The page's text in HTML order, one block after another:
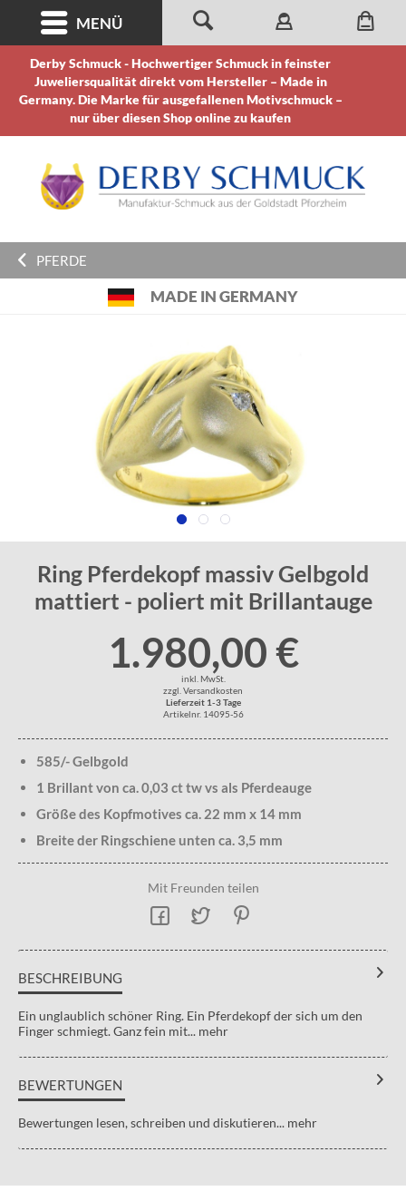
Derby Schmuck - Hochwertiger Schmuck in feinster
Juweliersqualität direkt vom Hersteller – Made in
Germany. Die Marke für ausgefallenen Motivschmuck –
nur über diesen Shop online zu kaufen
MENÜ
PFERDE
MADE IN GERMANY
Ring Pferdekopf massiv Gelbgold
mattiert - poliert mit Brillantauge
1.980,00 €
inkl. MwSt.
zzgl. Versandkosten
Lieferzeit 1-3 Tage
Artikelnr. 14095-56
585/- Gelbgold
1 Brillant von ca. 0,03 ct tw vs als Pferdeauge
Größe des Kopfmotives ca. 22 mm x 14 mm
Breite der Ringschiene unten ca. 3,5 mm
Mit Freunden teilen
BESCHREIBUNG
Ein unglaublich schöner Ring. Ein Pferdekopf der sich um den
Finger schmiegt. Ganz fein mit... mehr
BEWERTUNGEN
Bewertungen lesen, schreiben und diskutieren... mehr